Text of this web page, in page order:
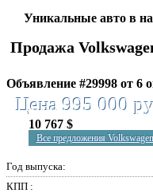
Уникальные авто в
Продажа
Объявление #29998 от 6
Цена 995 000
10 767 $
Все предложения Volkswagen
Год выпуска:
КПП :